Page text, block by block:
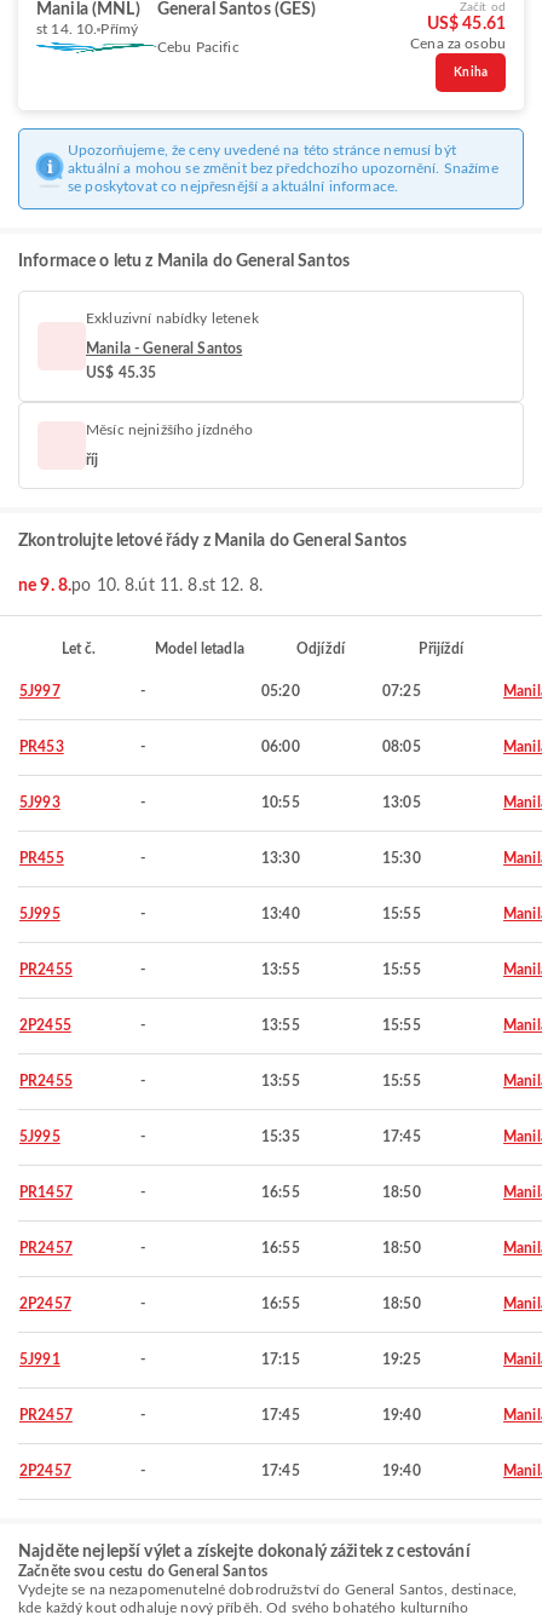
Manila (MNL) General Santos (GES)
st 14. 10. Přímý
Cebu Pacific
Začít od
US$ 45.61
Cena za osobu
Kniha
Upozorňujeme, že ceny uvedené na této stránce nemusí být
aktuální a mohou se změnit bez předchozího upozornění. Snažíme
se poskytovat co nejpřesnější a aktuální informace.
Informace o letu z Manila do General Santos
Exkluzivní nabídky letenek
Manila - General Santos
US$ 45.35
Měsíc nejnižšího jízdného
říj
Zkontrolujte letové řády z Manila do General Santos
ne 9. 8.po 10. 8.út 11. 8.st 12. 8.
Let č. Model letadla Odjíždí Přijíždí
5J997 - 05:20 07:25
PR453 - 06:00 08:05
5J993 - 10:55 13:05
PR455 - 13:30 15:30
5J995 - 13:40 15:55
PR2455 - 13:55 15:55
2P2455 - 13:55 15:55
PR2455 - 13:55 15:55
5J995 - 15:35 17:45
PR1457 - 16:55 18:50
PR2457 - 16:55 18:50
2P2457 - 16:55 18:50
5J991 - 17:15 19:25
PR2457 - 17:45 19:40
2P2457 - 17:45 19:40
Najděte nejlepší výlet a získejte dokonalý zážitek z cestování
Začněte svou cestu do General Santos
Vydejte se na nezapomenutelné dobrodružství do General Santos, destinace,
kde každý kout odhaluje nový příběh. Od svého bohatého kulturního